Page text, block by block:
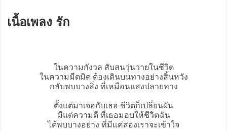
เนื้อเพลง รัก
ในความกังวล สับสนวุ่นวายในชีวิต
ในความมืดมิด ต้องเดินบนทางอย่างสิ้นหวัง
กลับพบบางสิ่ง ที่เหมือนแสงปลายทาง
ตั้งแต่มาเจอกับเธอ ชีวิตก็เปลี่ยนผัน
มีแต่ความดี ที่เธอมอบให้ชีวิตฉัน
ได้พบบางอย่าง ที่มีแค่สองเราจะเข้าใจ